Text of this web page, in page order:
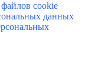
cookie
данных